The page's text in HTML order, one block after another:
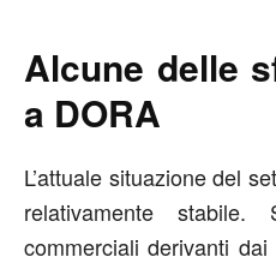
Alcune delle
a DORA
L’attuale situazione del
relativamente stabile.
commerciali derivanti